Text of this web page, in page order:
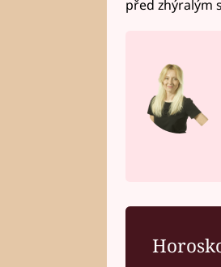
před zhýralým